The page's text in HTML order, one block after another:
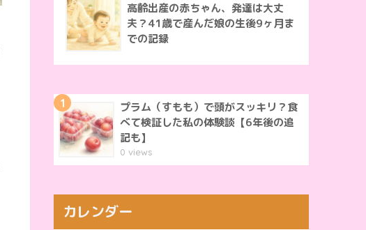
高齢出産の赤ちゃん、発達は大丈
夫？41歳で産んだ娘の生後9ヶ月ま
での記録
1
プラム（すもも）で頭がスッキリ？食
べて検証した私の体験談【6年後の追
記も】
0 views
カレンダー